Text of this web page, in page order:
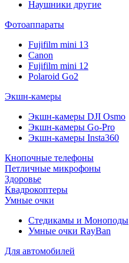
Наушники другие
Фотоаппараты
Fujifilm mini 13
Canon
Fujifilm mini 12
Polaroid Go2
Экшн-камеры
Экшн-камеры DJI Osmo
Экшн-камеры Go-Pro
Экшн-камеры Insta360
Кнопочные телефоны
Петличные микрофоны
Здоровье
Квадрокоптеры
Умные очки
Стедикамы и Моноподы
Умные очки RayBan
Для автомобилей